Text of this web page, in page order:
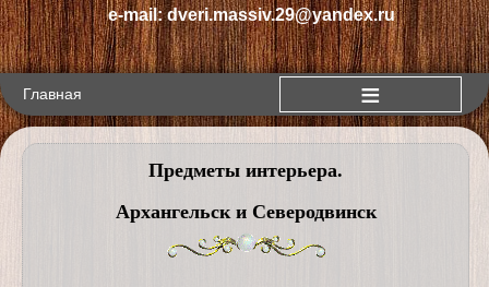
e-mail: dveri.massiv.29@yandex.ru
Главная
Предметы интерьера.
Архангельск и Северодвинск